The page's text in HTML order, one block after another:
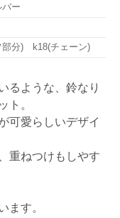
ー
部分) k18(チェーン)
るような、鈴なり
ト。
可愛らしいデザイ
重ねつけもしやす
ます。